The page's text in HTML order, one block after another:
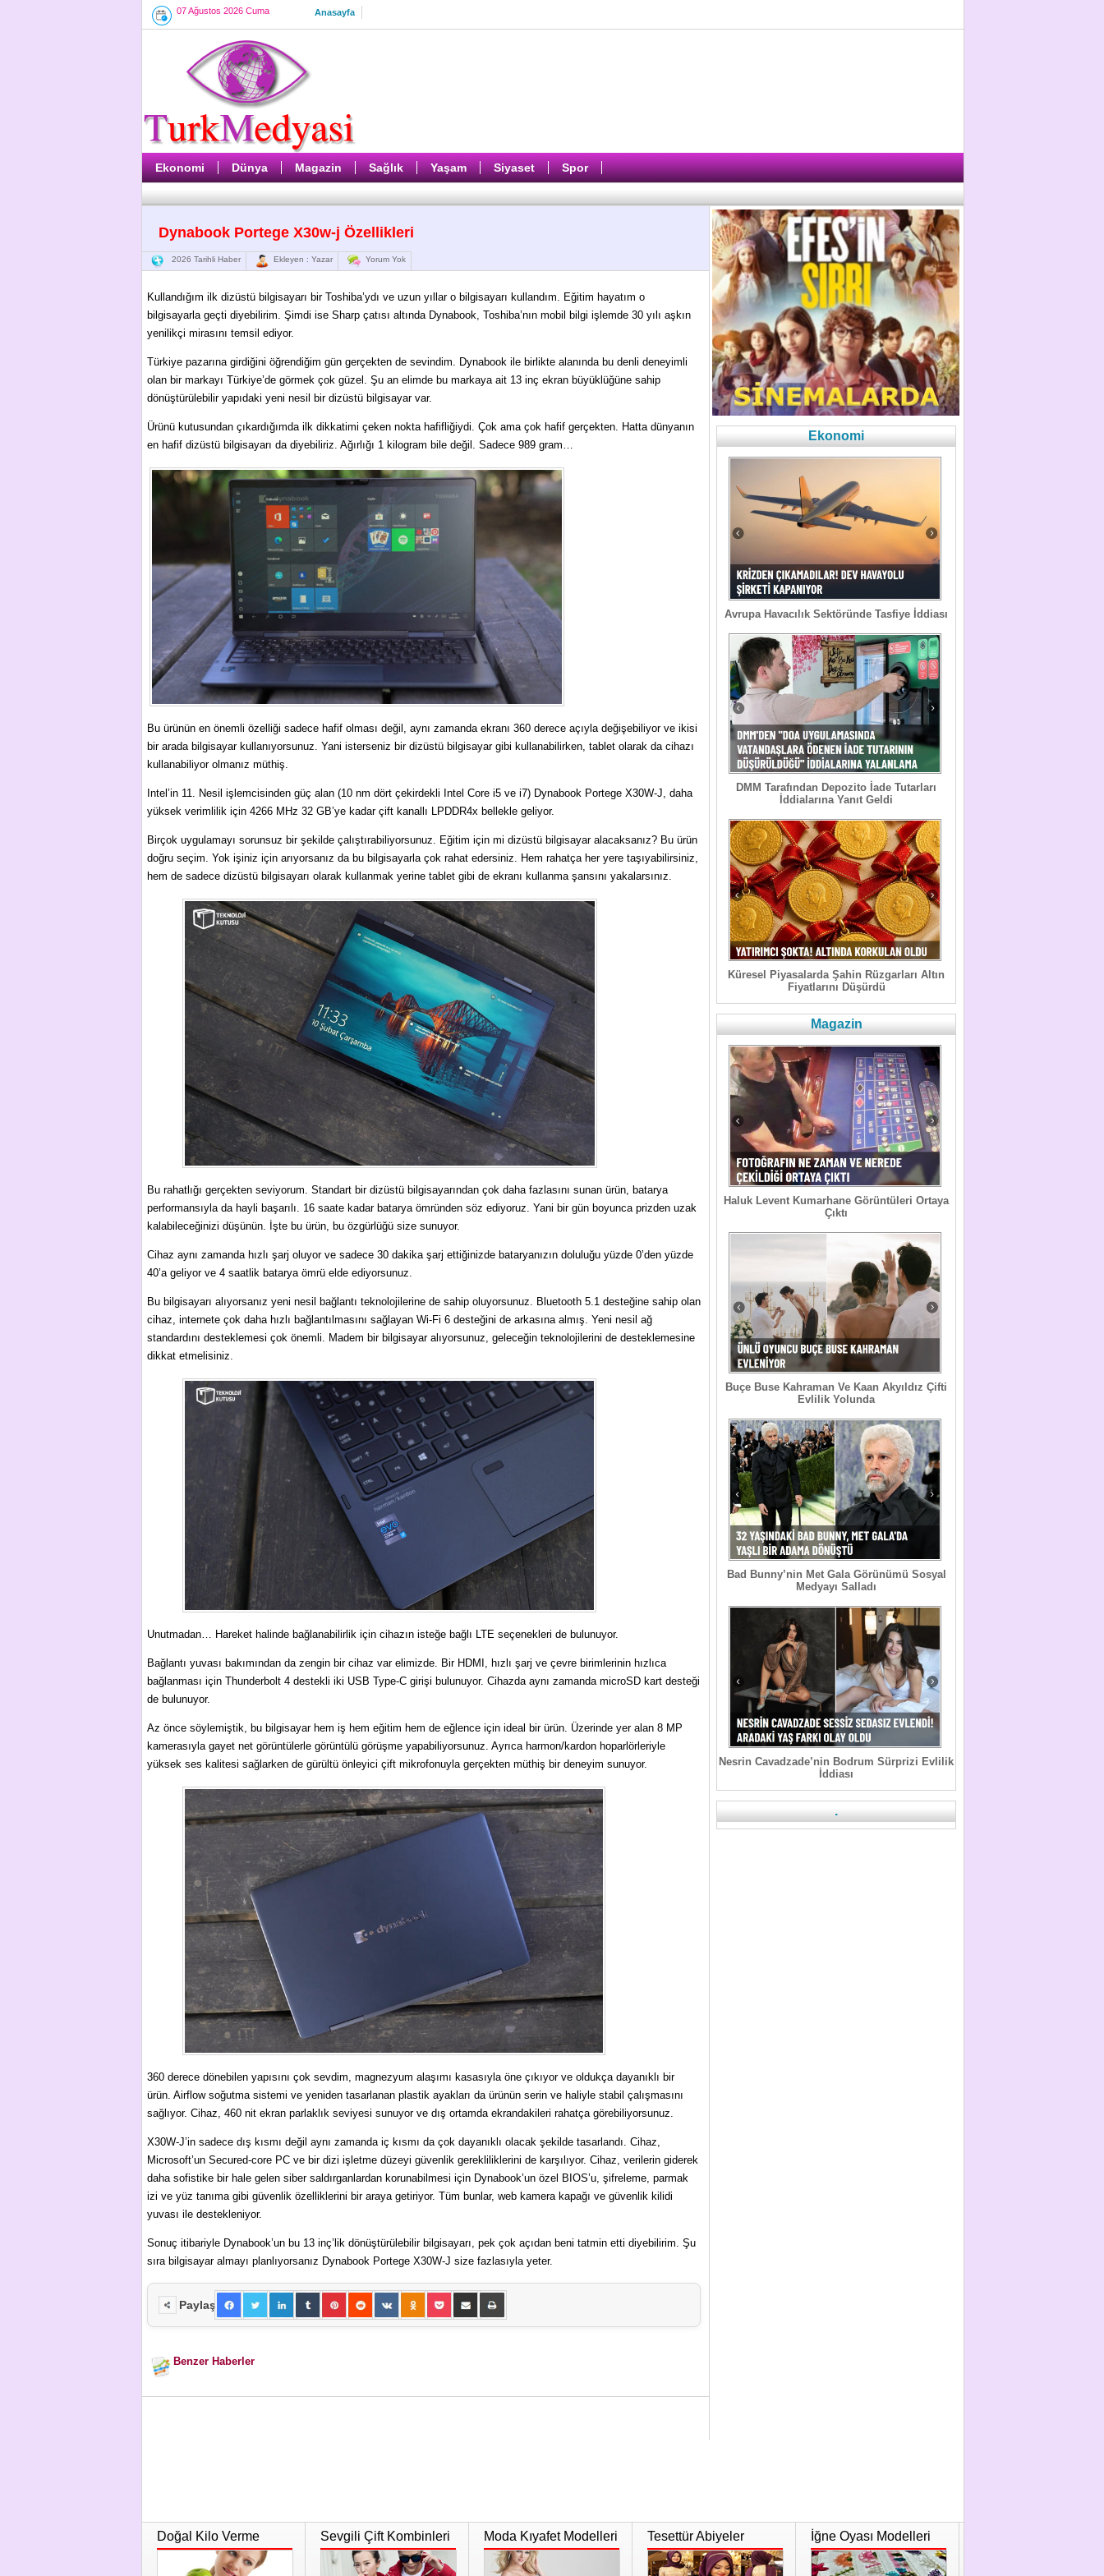
07 Ağustos 2026 Cuma Anasayfa
Ekonomi Dünya Magazin Sağlık Yaşam Siyaset Spor
Dynabook Portege X30w-j Özellikleri
2026 Tarihli Haber Ekleyen : Yazar Yorum Yok
Kullandığım ilk dizüstü bilgisayarı bir Toshiba’ydı ve uzun yıllar o bilgisayarı kullandım. Eğitim hayatım o
bilgisayarla geçti diyebilirim. Şimdi ise Sharp çatısı altında Dynabook, Toshiba’nın mobil bilgi işlemde 30 yılı aşkın
yenilikçi mirasını temsil ediyor.
Türkiye pazarına girdiğini öğrendiğim gün gerçekten de sevindim. Dynabook ile birlikte alanında bu denli deneyimli
olan bir markayı Türkiye’de görmek çok güzel. Şu an elimde bu markaya ait 13 inç ekran büyüklüğüne sahip
dönüştürülebilir yapıdaki yeni nesil bir dizüstü bilgisayar var.
Ürünü kutusundan çıkardığımda ilk dikkatimi çeken nokta hafifliğiydi. Çok ama çok hafif gerçekten. Hatta dünyanın
en hafif dizüstü bilgisayarı da diyebiliriz. Ağırlığı 1 kilogram bile değil. Sadece 989 gram…
Bu ürünün en önemli özelliği sadece hafif olması değil, aynı zamanda ekranı 360 derece açıyla değişebiliyor ve ikisi
bir arada bilgisayar kullanıyorsunuz. Yani isterseniz bir dizüstü bilgisayar gibi kullanabilirken, tablet olarak da cihazı
kullanabiliyor olmanız müthiş.
Intel’in 11. Nesil işlemcisinden güç alan (10 nm dört çekirdekli Intel Core i5 ve i7) Dynabook Portege X30W-J, daha
yüksek verimlilik için 4266 MHz 32 GB’ye kadar çift kanallı LPDDR4x bellekle geliyor.
Birçok uygulamayı sorunsuz bir şekilde çalıştırabiliyorsunuz. Eğitim için mi dizüstü bilgisayar alacaksanız? Bu ürün
doğru seçim. Yok işiniz için arıyorsanız da bu bilgisayarla çok rahat edersiniz. Hem rahatça her yere taşıyabilirsiniz,
hem de sadece dizüstü bilgisayarı olarak kullanmak yerine tablet gibi de ekranı kullanma şansını yakalarsınız.
Bu rahatlığı gerçekten seviyorum. Standart bir dizüstü bilgisayarından çok daha fazlasını sunan ürün, batarya
performansıyla da hayli başarılı. 16 saate kadar batarya ömründen söz ediyoruz. Yani bir gün boyunca prizden uzak
kalabileceğinizi düşünün. İşte bu ürün, bu özgürlüğü size sunuyor.
Cihaz aynı zamanda hızlı şarj oluyor ve sadece 30 dakika şarj ettiğinizde bataryanızın doluluğu yüzde 0’den yüzde
40’a geliyor ve 4 saatlik batarya ömrü elde ediyorsunuz.
Bu bilgisayarı alıyorsanız yeni nesil bağlantı teknolojilerine de sahip oluyorsunuz. Bluetooth 5.1 desteğine sahip olan
cihaz, internete çok daha hızlı bağlantılmasını sağlayan Wi-Fi 6 desteğini de arkasına almış. Yeni nesil ağ
standardını desteklemesi çok önemli. Madem bir bilgisayar alıyorsunuz, geleceğin teknolojilerini de desteklemesine
dikkat etmelisiniz.
Unutmadan… Hareket halinde bağlanabilirlik için cihazın isteğe bağlı LTE seçenekleri de bulunuyor.
Bağlantı yuvası bakımından da zengin bir cihaz var elimizde. Bir HDMI, hızlı şarj ve çevre birimlerinin hızlıca
bağlanması için Thunderbolt 4 destekli iki USB Type-C girişi bulunuyor. Cihazda aynı zamanda microSD kart desteği
de bulunuyor.
Az önce söylemiştik, bu bilgisayar hem iş hem eğitim hem de eğlence için ideal bir ürün. Üzerinde yer alan 8 MP
kamerasıyla gayet net görüntülerle görüntülü görüşme yapabiliyorsunuz. Ayrıca harmon/kardon hoparlörleriyle
yüksek ses kalitesi sağlarken de gürültü önleyici çift mikrofonuyla gerçekten müthiş bir deneyim sunuyor.
360 derece dönebilen yapısını çok sevdim, magnezyum alaşımı kasasıyla öne çıkıyor ve oldukça dayanıklı bir
ürün. Airflow soğutma sistemi ve yeniden tasarlanan plastik ayakları da ürünün serin ve haliyle stabil çalışmasını
sağlıyor. Cihaz, 460 nit ekran parlaklık seviyesi sunuyor ve dış ortamda ekrandakileri rahatça görebiliyorsunuz.
X30W-J’in sadece dış kısmı değil aynı zamanda iç kısmı da çok dayanıklı olacak şekilde tasarlandı. Cihaz,
Microsoft’un Secured-core PC ve bir dizi işletme düzeyi güvenlik gerekliliklerini de karşılıyor. Cihaz, verilerin giderek
daha sofistike bir hale gelen siber saldırganlardan korunabilmesi için Dynabook’un özel BIOS’u, şifreleme, parmak
izi ve yüz tanıma gibi güvenlik özelliklerini bir araya getiriyor. Tüm bunlar, web kamera kapağı ve güvenlik kilidi
yuvası ile destekleniyor.
Sonuç itibariyle Dynabook’un bu 13 inç’lik dönüştürülebilir bilgisayarı, pek çok açıdan beni tatmin etti diyebilirim. Şu
sıra bilgisayar almayı planlıyorsanız Dynabook Portege X30W-J size fazlasıyla yeter.
Paylaş
Benzer Haberler
Ekonomi
Avrupa Havacılık Sektöründe Tasfiye İddiası
DMM Tarafından Depozito İade Tutarları
İddialarına Yanıt Geldi
Küresel Piyasalarda Şahin Rüzgarları Altın
Fiyatlarını Düşürdü
Magazin
Haluk Levent Kumarhane Görüntüleri Ortaya
Çıktı
Buçe Buse Kahraman Ve Kaan Akyıldız Çifti
Evlilik Yolunda
Bad Bunny’nin Met Gala Görünümü Sosyal
Medyayı Salladı
Nesrin Cavadzade’nin Bodrum Sürprizi Evlilik
İddiası
.
Doğal Kilo Verme Sevgili Çift Kombinleri Moda Kıyafet Modelleri Tesettür Abiyeler İğne Oyası Modelleri